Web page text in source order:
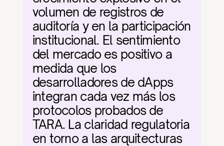
volumen de registros de
auditoría y en la participación
institucional. El sentimiento
del mercado es positivo a
medida que los
desarrolladores de dApps
integran cada vez más los
protocolos probados de
TARA. La claridad regulatoria
en torno a las arquitecturas